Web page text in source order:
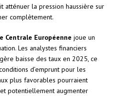
atténuer la pression haussière sur
complètement.
Centrale Européenne joue un
Les analystes financiers
baisse des taux en 2025, ce
d’emprunt pour les
plus favorables pourraient
potentiellement augmenter